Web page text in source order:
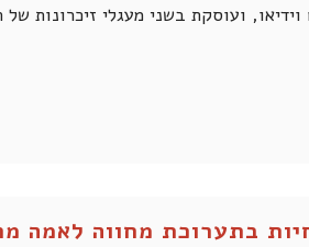
ועוסקת בשני מעגלי זיכרונות
בתערוכת מחווה לאמה